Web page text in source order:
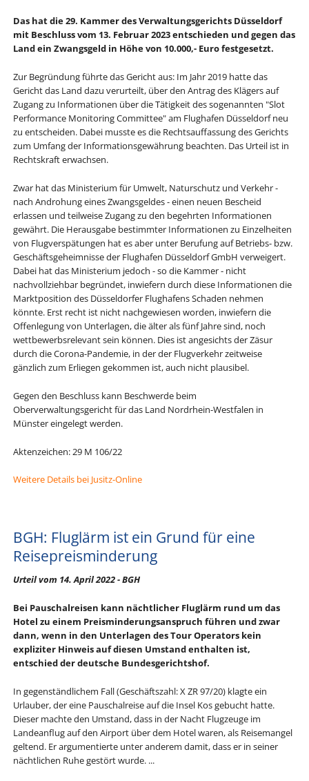
Das hat die 29. Kammer des Verwaltungsgerichts Düsseldorf
mit Beschluss vom 13. Februar 2023 entschieden und gegen das
Land ein Zwangsgeld in Höhe von 10.000,- Euro festgesetzt.
Zur Begründung führte das Gericht aus: Im Jahr 2019 hatte das
Gericht das Land dazu verurteilt, über den Antrag des Klägers auf
Zugang zu Informationen über die Tätigkeit des sogenannten "Slot
Performance Monitoring Committee" am Flughafen Düsseldorf neu
zu entscheiden. Dabei musste es die Rechtsauffassung des Gerichts
zum Umfang der Informationsgewährung beachten. Das Urteil ist in
Rechtskraft erwachsen.
Zwar hat das Ministerium für Umwelt, Naturschutz und Verkehr -
nach Androhung eines Zwangsgeldes - einen neuen Bescheid
erlassen und teilweise Zugang zu den begehrten Informationen
gewährt. Die Herausgabe bestimmter Informationen zu Einzelheiten
von Flugverspätungen hat es aber unter Berufung auf Betriebs- bzw.
Geschäftsgeheimnisse der Flughafen Düsseldorf GmbH verweigert.
Dabei hat das Ministerium jedoch - so die Kammer - nicht
nachvollziehbar begründet, inwiefern durch diese Informationen die
Marktposition des Düsseldorfer Flughafens Schaden nehmen
könnte. Erst recht ist nicht nachgewiesen worden, inwiefern die
Offenlegung von Unterlagen, die älter als fünf Jahre sind, noch
wettbewerbsrelevant sein können. Dies ist angesichts der Zäsur
durch die Corona-Pandemie, in der der Flugverkehr zeitweise
gänzlich zum Erliegen gekommen ist, auch nicht plausibel.
Gegen den Beschluss kann Beschwerde beim
Oberverwaltungsgericht für das Land Nordrhein-Westfalen in
Münster eingelegt werden.
Aktenzeichen: 29 M 106/22
Weitere Details bei Jusitz-Online
BGH: Fluglärm ist ein Grund für eine
Reisepreisminderung
Urteil vom 14. April 2022 - BGH
Bei Pauschalreisen kann nächtlicher Fluglärm rund um das
Hotel zu einem Preisminderungsanspruch führen und zwar
dann, wenn in den Unterlagen des Tour Operators kein
expliziter Hinweis auf diesen Umstand enthalten ist,
entschied der deutsche Bundesgerichtshof.
In gegenständlichem Fall (Geschäftszahl: X ZR 97/20) klagte ein
Urlauber, der eine Pauschalreise auf die Insel Kos gebucht hatte.
Dieser machte den Umstand, dass in der Nacht Flugzeuge im
Landeanflug auf den Airport über dem Hotel waren, als Reisemangel
geltend. Er argumentierte unter anderem damit, dass er in seiner
nächtlichen Ruhe gestört wurde. ...